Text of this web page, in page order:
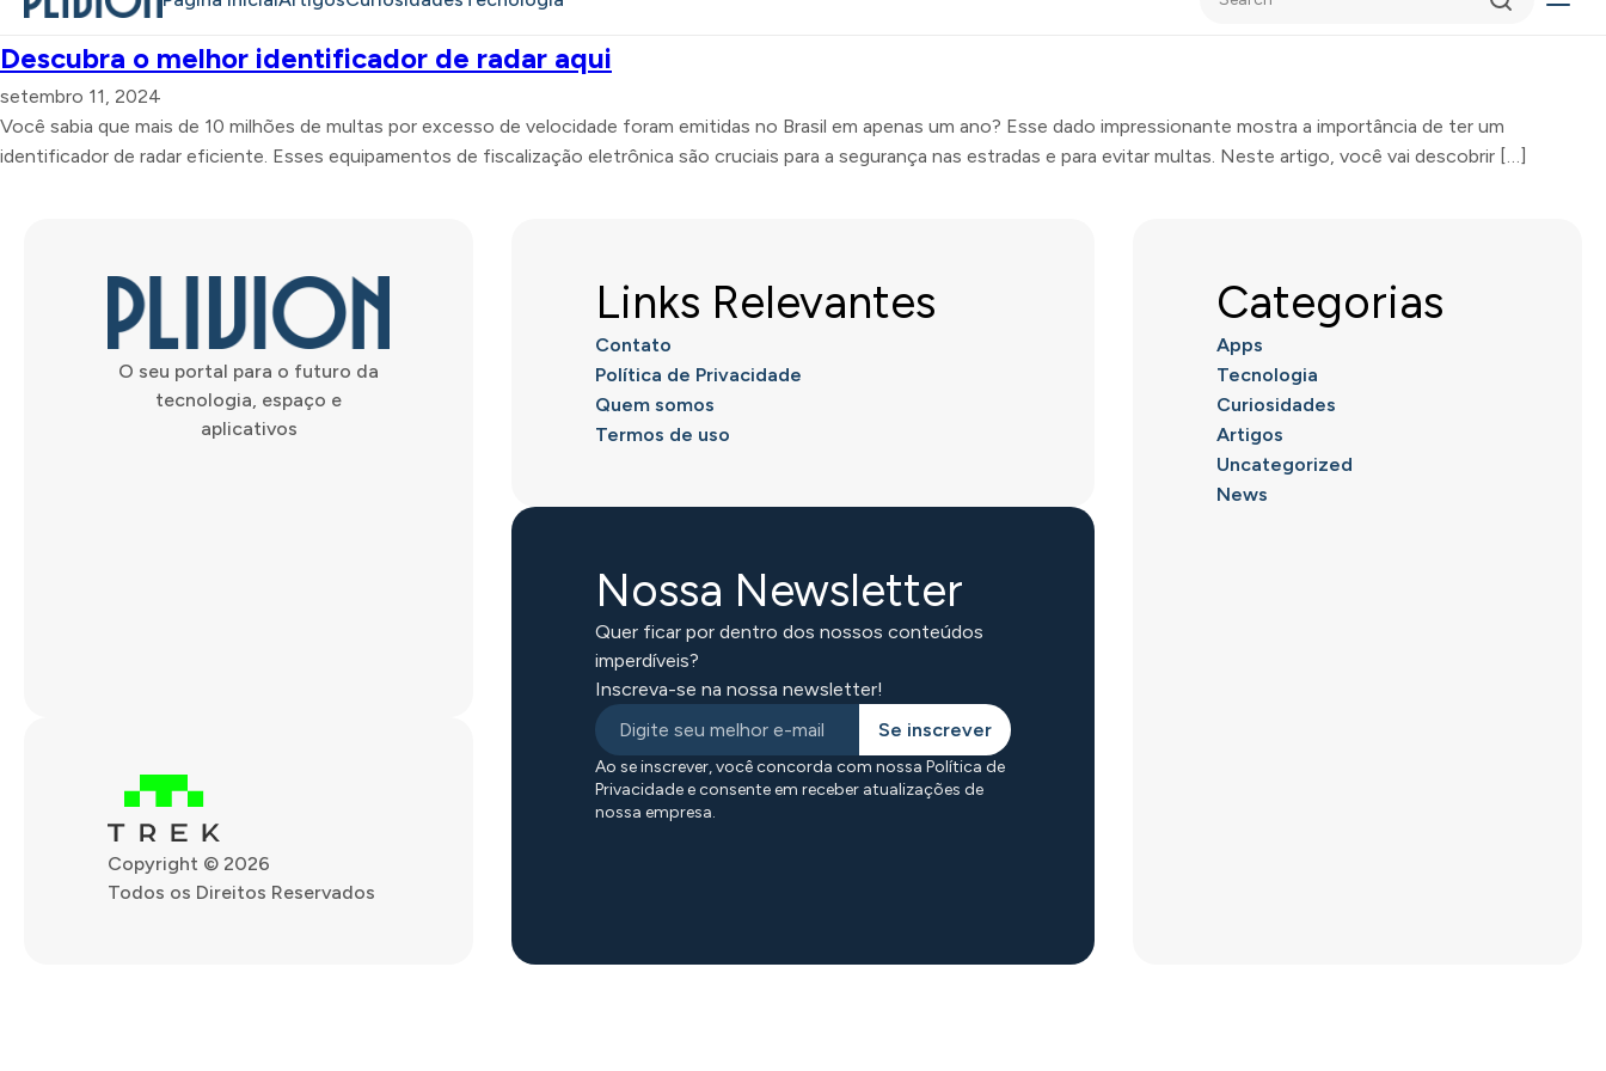
Descubra o melhor identificador de radar aqui
setembro 11, 2024
Você sabia que mais de 10 milhões de multas por excesso de velocidade foram emitidas no Brasil em apenas um ano? Esse dado impressionante mostra a importância de ter um
identificador de radar eficiente. Esses equipamentos de fiscalização eletrônica são cruciais para a segurança nas estradas e para evitar multas. Neste artigo, você vai descobrir […]
O seu portal para o futuro da
tecnologia, espaço e
aplicativos
Copyright © 2026
Todos os Direitos Reservados
Links Relevantes
Contato
Política de Privacidade
Quem somos
Termos de uso
Nossa Newsletter
Quer ficar por dentro dos nossos conteúdos
imperdíveis?
Inscreva-se na nossa newsletter!
Se inscrever
Ao se inscrever, você concorda com nossa Política de
Privacidade e consente em receber atualizações de
nossa empresa.
Categorias
Apps
Tecnologia
Curiosidades
Artigos
Uncategorized
News